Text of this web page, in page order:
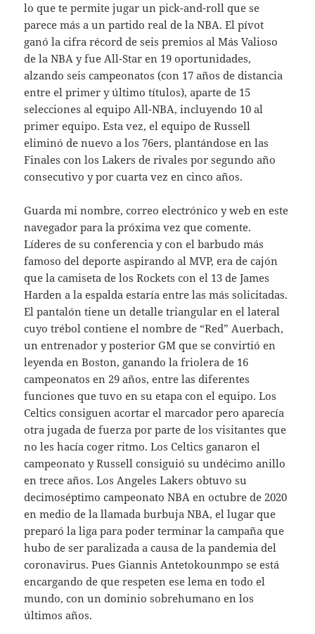
lo que te permite jugar un pick-and-roll que se
parece más a un partido real de la NBA. El pívot
ganó la cifra récord de seis premios al Más Valioso
de la NBA y fue All-Star en 19 oportunidades,
alzando seis campeonatos (con 17 años de distancia
entre el primer y último títulos), aparte de 15
selecciones al equipo All-NBA, incluyendo 10 al
primer equipo. Esta vez, el equipo de Russell
eliminó de nuevo a los 76ers, plantándose en las
Finales con los Lakers de rivales por segundo año
consecutivo y por cuarta vez en cinco años.
Guarda mi nombre, correo electrónico y web en este
navegador para la próxima vez que comente.
Líderes de su conferencia y con el barbudo más
famoso del deporte aspirando al MVP, era de cajón
que la camiseta de los Rockets con el 13 de James
Harden a la espalda estaría entre las más solicitadas.
El pantalón tiene un detalle triangular en el lateral
cuyo trébol contiene el nombre de “Red” Auerbach,
un entrenador y posterior GM que se convirtió en
leyenda en Boston, ganando la friolera de 16
campeonatos en 29 años, entre las diferentes
funciones que tuvo en su etapa con el equipo. Los
Celtics consiguen acortar el marcador pero aparecía
otra jugada de fuerza por parte de los visitantes que
no les hacía coger ritmo. Los Celtics ganaron el
campeonato y Russell consiguió su undécimo anillo
en trece años. Los Angeles Lakers obtuvo su
decimoséptimo campeonato NBA en octubre de 2020
en medio de la llamada burbuja NBA, el lugar que
preparó la liga para poder terminar la campaña que
hubo de ser paralizada a causa de la pandemia del
coronavirus. Pues Giannis Antetokounmpo se está
encargando de que respeten ese lema en todo el
mundo, con un dominio sobrehumano en los
últimos años.